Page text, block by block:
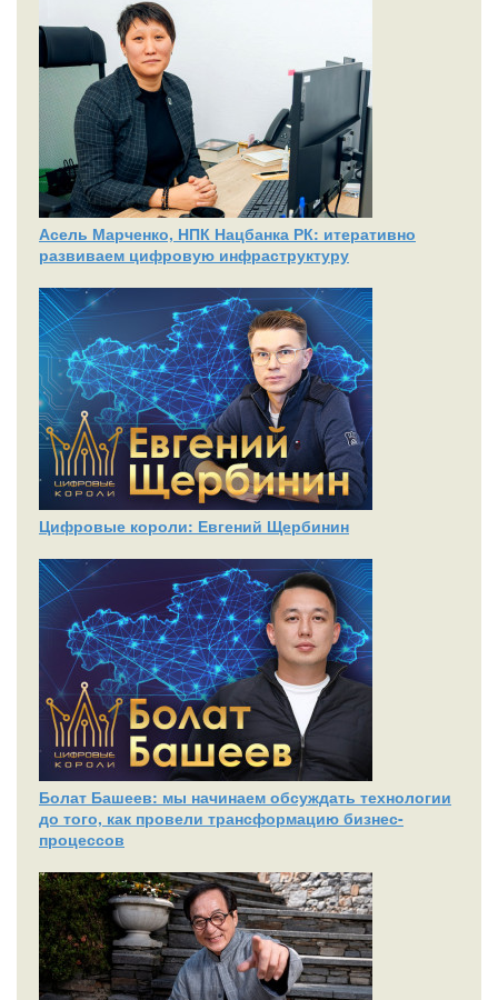
Асель Марченко, НПК Нацбанка РК: итеративно
развиваем цифровую инфраструктуру
Цифровые короли: Евгений Щербинин
Болат Башеев: мы начинаем обсуждать технологии
до того, как провели трансформацию бизнес-
процессов